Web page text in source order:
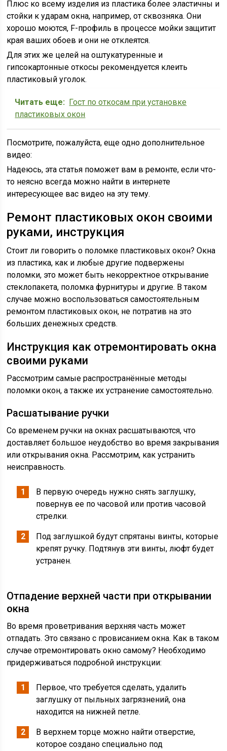
Плюс ко всему изделия из пластика более эластичны и
стойки к ударам окна, например, от сквозняка. Они
хорошо моются, F-профиль в процессе мойки защитит
края ваших обоев и они не отклеятся.
Для этих же целей на оштукатуренные и
гипсокартонные откосы рекомендуется клеить
пластиковый уголок.
Читать еще: Гост по откосам при установке
пластиковых окон
Посмотрите, пожалуйста, еще одно дополнительное
видео:
Надеюсь, эта статья поможет вам в ремонте, если что-
то неясно всегда можно найти в интернете
интересующее вас видео на эту тему.
Ремонт пластиковых окон своими
руками, инструкция
Стоит ли говорить о поломке пластиковых окон? Окна
из пластика, как и любые другие подвержены
поломки, это может быть некорректное открывание
стеклопакета, поломка фурнитуры и другие. В таком
случае можно воспользоваться самостоятельным
ремонтом пластиковых окон, не потратив на это
больших денежных средств.
Инструкция как отремонтировать окна
своими руками
Рассмотрим самые распространённые методы
поломки окон, а также их устранение самостоятельно.
Расшатывание ручки
Со временем ручки на окнах расшатываются, что
доставляет большое неудобство во время закрывания
или открывания окна. Рассмотрим, как устранить
неисправность.
В первую очередь нужно снять заглушку,
повернув ее по часовой или против часовой
стрелки.
Под заглушкой будут спрятаны винты, которые
крепят ручку. Подтянув эти винты, люфт будет
устранен.
Отпадение верхней части при открывании
окна
Во время проветривания верхняя часть может
отпадать. Это связано с провисанием окна. Как в таком
случае отремонтировать окно самому? Необходимо
придерживаться подробной инструкции:
Первое, что требуется сделать, удалить
заглушку от пыльных загрязнений, она
находится на нижней петле.
В верхнем торце можно найти отверстие,
которое создано специально под